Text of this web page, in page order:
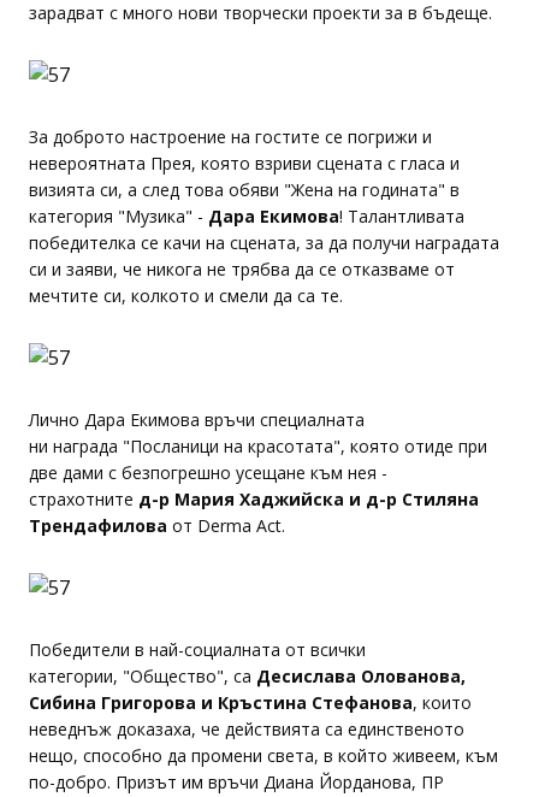
зарадват с много нови творчески проекти за в бъдеще.
За доброто настроение на гостите се погрижи и
невероятната Прея, която взриви сцената с гласа и
визията си, а след това обяви "Жена на годината" в
категория "Музика" - Дара Екимова! Талантливата
победителка се качи на сцената, за да получи наградата
си и заяви, че никога не трябва да се отказваме от
мечтите си, колкото и смели да са те.
Лично Дара Екимова връчи специалната
ни награда "Посланици на красотата", която отиде при
две дами с безпогрешно усещане към нея -
страхотните д-р Мария Хаджийска и д-р Стиляна
Трендафилова от Derma Act.
Победители в най-социалната от всички
категории, "Общество", са Десислава Олованова,
Сибина Григорова и Кръстина Стефанова, които
неведнъж доказаха, че действията са единственото
нещо, способно да промени света, в който живеем, към
по-добро. Призът им връчи Диана Йорданова, ПР